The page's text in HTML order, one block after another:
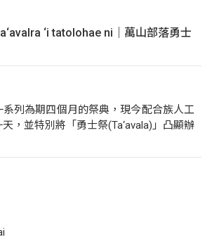
‘i tatolohae ni｜萬山部落勇士
列為期四個月的祭典，現今配合族人工
，並特別將「勇士祭(Ta‘avala)」凸顯辦